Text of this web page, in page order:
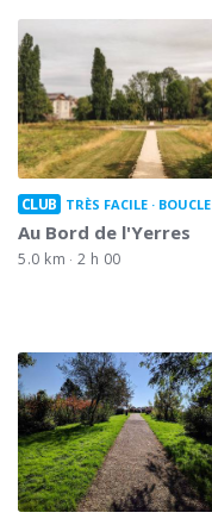
CLUB TRÈS FACILE BOUCLE
Au Bord de l'Yerres
5.0 km 2 h 00